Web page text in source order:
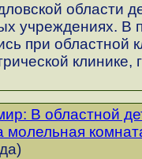
области
учреждениях. В
при областной
В областной
молельная